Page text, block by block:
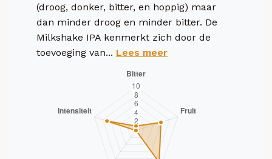
(droog, donker, bitter, en hoppig) maar
dan minder droog en minder bitter. De
Milkshake IPA kenmerkt zich door de
toevoeging van... Lees meer